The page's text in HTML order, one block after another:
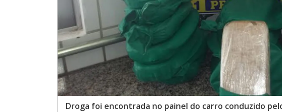
Droga foi encontrada no painel do carro conduzido